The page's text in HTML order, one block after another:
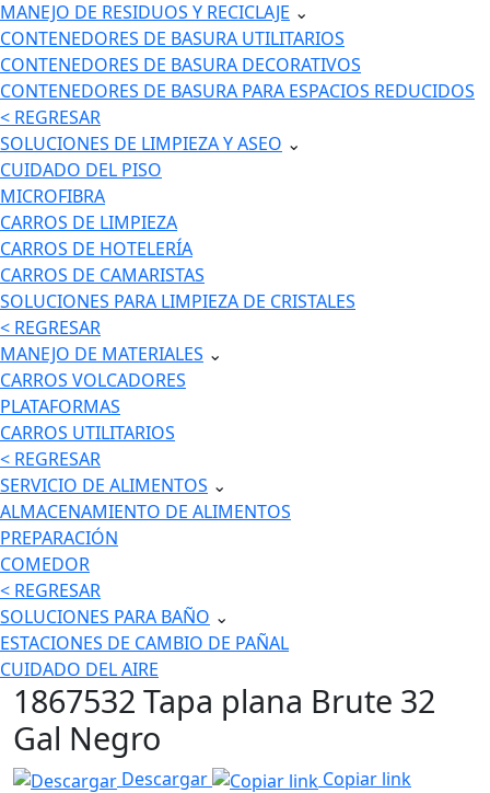
MANEJO DE RESIDUOS Y RECICLAJE ⌄
CONTENEDORES DE BASURA UTILITARIOS
CONTENEDORES DE BASURA DECORATIVOS
CONTENEDORES DE BASURA PARA ESPACIOS REDUCIDOS
< REGRESAR
SOLUCIONES DE LIMPIEZA Y ASEO ⌄
CUIDADO DEL PISO
MICROFIBRA
CARROS DE LIMPIEZA
CARROS DE HOTELERÍA
CARROS DE CAMARISTAS
SOLUCIONES PARA LIMPIEZA DE CRISTALES
< REGRESAR
MANEJO DE MATERIALES ⌄
CARROS VOLCADORES
PLATAFORMAS
CARROS UTILITARIOS
< REGRESAR
SERVICIO DE ALIMENTOS ⌄
ALMACENAMIENTO DE ALIMENTOS
PREPARACIÓN
COMEDOR
< REGRESAR
SOLUCIONES PARA BAÑO ⌄
ESTACIONES DE CAMBIO DE PAÑAL
CUIDADO DEL AIRE
1867532 Tapa plana Brute 32
Gal Negro
Descargar
Copiar link